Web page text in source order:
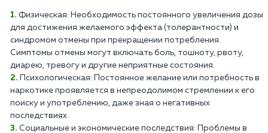
Физическая: Необходимость постоянного увеличения дозы
для достижения желаемого эффекта (толерантности) и
синдромом отмены при прекращении потребления.
Симптомы отмены могут включать боль, тошноту, рвоту,
диарею, тревогу и другие неприятные состояния.
Психологическая: Постоянное желание или потребность в
наркотике проявляется в непреодолимом стремлении к его
поиску и употреблению, даже зная о негативных
последствиях.
Социальные и экономические последствия: Проблемы в